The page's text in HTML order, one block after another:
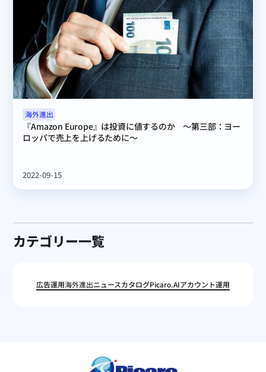
海外進出
『Amazon Europe』は投資に値するのか　〜第三部：ヨー
ロッパで売上を上げるために〜
2022-09-15
カテゴリー一覧
広告運用海外進出ニュースカタログPicaro.AIアカウント運用